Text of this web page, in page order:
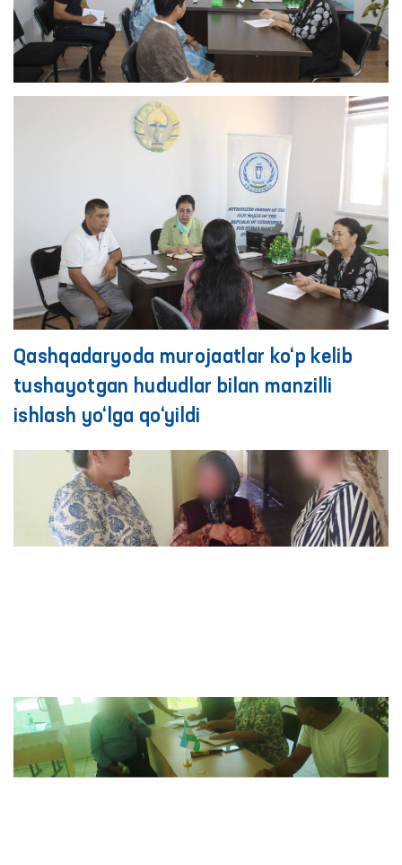
Qashqadaryoda murojaatlar ko‘p kelib
tushayotgan hududlar bilan manzilli
ishlash yo‘lga qo‘yildi